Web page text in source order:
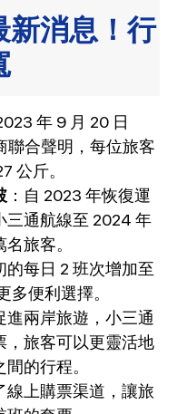
新消息！行
年 9 月 20 日
聯合聲明，每位旅客
公斤。
：自 2023 年恢復運
三通航線至 2024 年
旅客。
的每日 2 班次增加至
多便利選擇。
進兩岸旅遊，小三通
，旅客可以更靈活地
的行程。
線上購票渠道，讓旅